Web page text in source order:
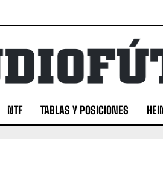
NTF TABLAS Y POSICIONES